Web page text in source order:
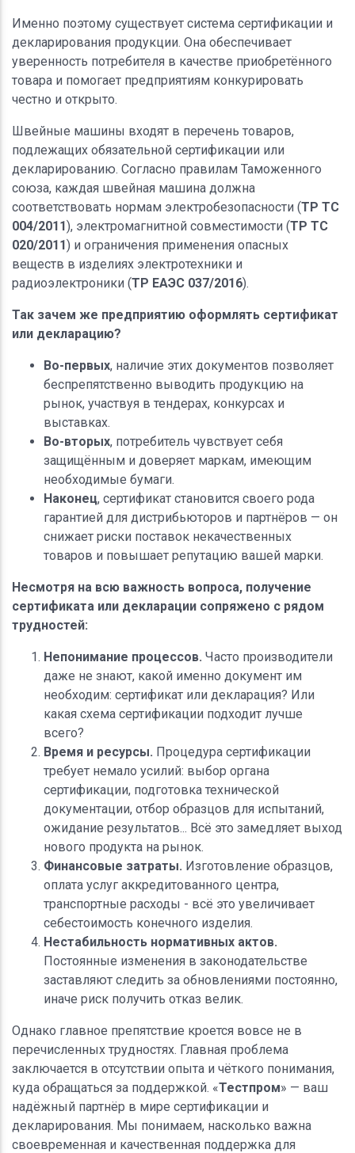
Именно поэтому существует система сертификации и
декларирования продукции. Она обеспечивает
уверенность потребителя в качестве приобретённого
товара и помогает предприятиям конкурировать
честно и открыто.
Швейные машины входят в перечень товаров,
подлежащих обязательной сертификации или
декларированию. Согласно правилам Таможенного
союза, каждая швейная машина должна
соответствовать нормам электробезопасности (ТР ТС
004/2011), электромагнитной совместимости (ТР ТС
020/2011) и ограничения применения опасных
веществ в изделиях электротехники и
радиоэлектроники (ТР ЕАЭС 037/2016).
Так зачем же предприятию оформлять сертификат
или декларацию?
Во-первых, наличие этих документов позволяет
беспрепятственно выводить продукцию на
рынок, участвуя в тендерах, конкурсах и
выставках.
Во-вторых, потребитель чувствует себя
защищённым и доверяет маркам, имеющим
необходимые бумаги.
Наконец, сертификат становится своего рода
гарантией для дистрибьюторов и партнёров — он
снижает риски поставок некачественных
товаров и повышает репутацию вашей марки.
Несмотря на всю важность вопроса, получение
сертификата или декларации сопряжено с рядом
трудностей:
Непонимание процессов. Часто производители
даже не знают, какой именно документ им
необходим: сертификат или декларация? Или
какая схема сертификации подходит лучше
всего?
Время и ресурсы. Процедура сертификации
требует немало усилий: выбор органа
сертификации, подготовка технической
документации, отбор образцов для испытаний,
ожидание результатов... Всё это замедляет выход
нового продукта на рынок.
Финансовые затраты. Изготовление образцов,
оплата услуг аккредитованного центра,
транспортные расходы - всё это увеличивает
себестоимость конечного изделия.
Нестабильность нормативных актов.
Постоянные изменения в законодательстве
заставляют следить за обновлениями постоянно,
иначе риск получить отказ велик.
Однако главное препятствие кроется вовсе не в
перечисленных трудностях. Главная проблема
заключается в отсутствии опыта и чёткого понимания,
куда обращаться за поддержкой. «Тестпром» — ваш
надёжный партнёр в мире сертификации и
декларирования. Мы понимаем, насколько важна
своевременная и качественная поддержка для